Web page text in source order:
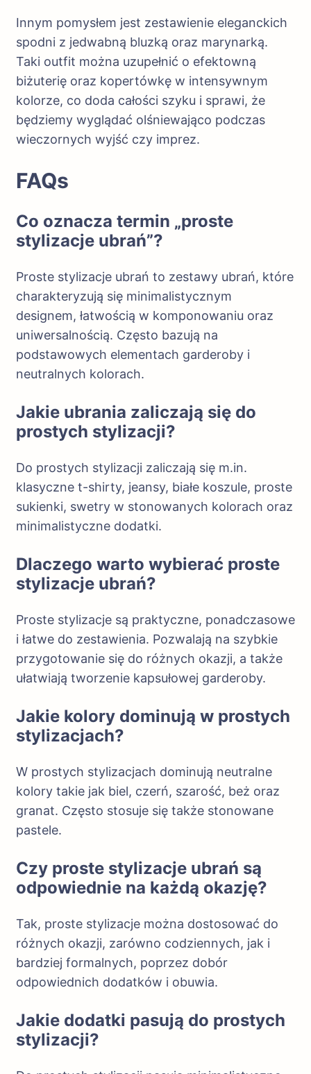
Innym pomysłem jest zestawienie eleganckich
spodni z jedwabną bluzką oraz marynarką.
Taki outfit można uzupełnić o efektowną
biżuterię oraz kopertówkę w intensywnym
kolorze, co doda całości szyku i sprawi, że
będziemy wyglądać olśniewająco podczas
wieczornych wyjść czy imprez.
FAQs
Co oznacza termin „proste
stylizacje ubrań”?
Proste stylizacje ubrań to zestawy ubrań, które
charakteryzują się minimalistycznym
designem, łatwością w komponowaniu oraz
uniwersalnością. Często bazują na
podstawowych elementach garderoby i
neutralnych kolorach.
Jakie ubrania zaliczają się do
prostych stylizacji?
Do prostych stylizacji zaliczają się m.in.
klasyczne t-shirty, jeansy, białe koszule, proste
sukienki, swetry w stonowanych kolorach oraz
minimalistyczne dodatki.
Dlaczego warto wybierać proste
stylizacje ubrań?
Proste stylizacje są praktyczne, ponadczasowe
i łatwe do zestawienia. Pozwalają na szybkie
przygotowanie się do różnych okazji, a także
ułatwiają tworzenie kapsułowej garderoby.
Jakie kolory dominują w prostych
stylizacjach?
W prostych stylizacjach dominują neutralne
kolory takie jak biel, czerń, szarość, beż oraz
granat. Często stosuje się także stonowane
pastele.
Czy proste stylizacje ubrań są
odpowiednie na każdą okazję?
Tak, proste stylizacje można dostosować do
różnych okazji, zarówno codziennych, jak i
bardziej formalnych, poprzez dobór
odpowiednich dodatków i obuwia.
Jakie dodatki pasują do prostych
stylizacji?